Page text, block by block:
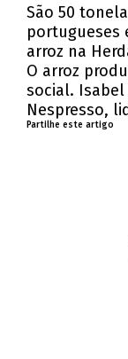
São 50
portugueses
arroz na
O arroz
social. Isabel
Nespresso,
Partilhe este artigo